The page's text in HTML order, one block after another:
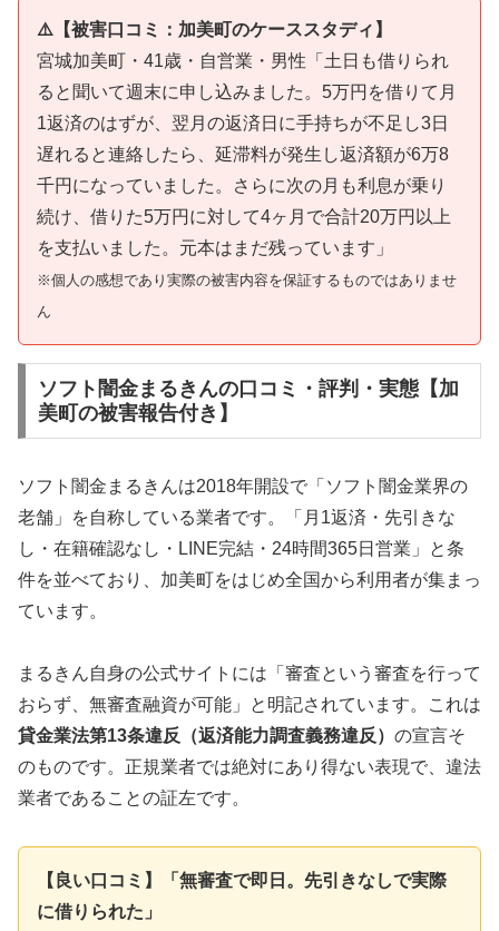
⚠️【被害口コミ：加美町のケーススタディ】
宮城加美町・41歳・自営業・男性「土日も借りられ
ると聞いて週末に申し込みました。5万円を借りて月
1返済のはずが、翌月の返済日に手持ちが不足し3日
遅れると連絡したら、延滞料が発生し返済額が6万8
千円になっていました。さらに次の月も利息が乗り
続け、借りた5万円に対して4ヶ月で合計20万円以上
を支払いました。元本はまだ残っています」
※個人の感想であり実際の被害内容を保証するものではありませ
ん
ソフト闇金まるきんの口コミ・評判・実態【加
美町の被害報告付き】
ソフト闇金まるきんは2018年開設で「ソフト闇金業界の
老舗」を自称している業者です。「月1返済・先引きな
し・在籍確認なし・LINE完結・24時間365日営業」と条
件を並べており、加美町をはじめ全国から利用者が集まっ
ています。
まるきん自身の公式サイトには「審査という審査を行って
おらず、無審査融資が可能」と明記されています。これは
貸金業法第13条違反（返済能力調査義務違反） の宣言そ
のものです。正規業者では絶対にあり得ない表現で、違法
業者であることの証左です。
【良い口コミ】「無審査で即日。先引きなしで実際
に借りられた」